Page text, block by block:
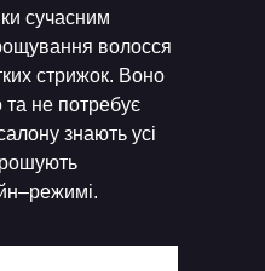
сучасним
волосся
стрижок. Воно
не потребує
знають усі